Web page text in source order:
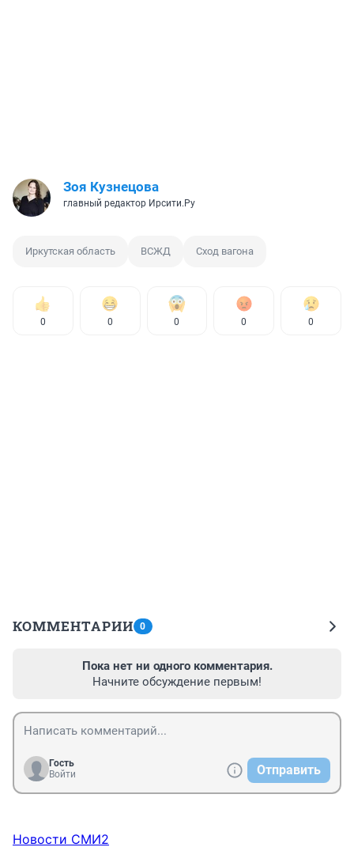
Зоя Кузнецова
главный редактор Ирсити.Ру
Иркутская область ВСЖД Сход вагона
0 0 0 0 0
КОММЕНТАРИИ 0
Пока нет ни одного комментария.
Начните обсуждение первым!
Гость
Войти
Отправить
Новости СМИ2